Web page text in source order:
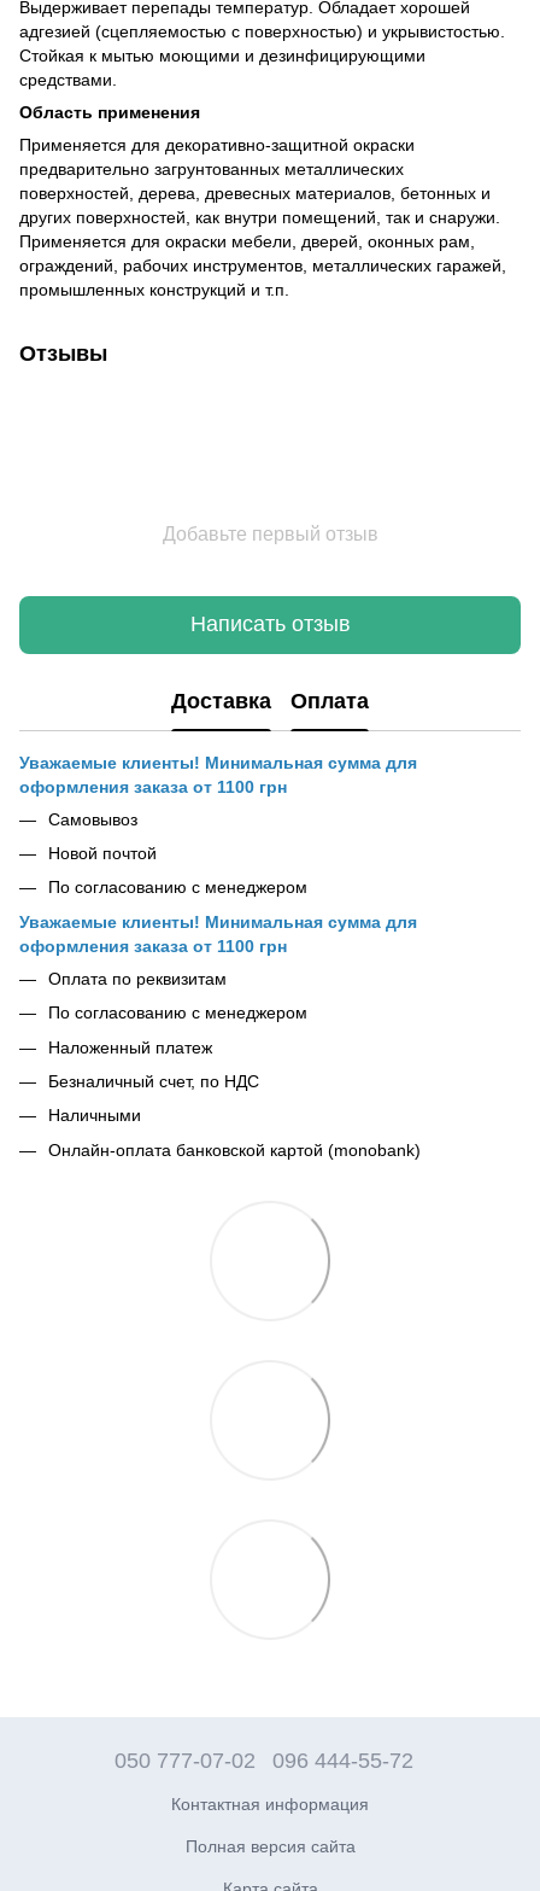
Выдерживает перепады температур. Обладает хорошей
адгезией (сцепляемостью с поверхностью) и укрывистостью.
Стойкая к мытью моющими и дезинфицирующими
средствами.
Область применения
Применяется для декоративно-защитной окраски
предварительно загрунтованных металлических
поверхностей, дерева, древесных материалов, бетонных и
других поверхностей, как внутри помещений, так и снаружи.
Применяется для окраски мебели, дверей, оконных рам,
ограждений, рабочих инструментов, металлических гаражей,
промышленных конструкций и т.п.
Отзывы
Добавьте первый отзыв
Написать отзыв
Доставка Оплата
Уважаемые клиенты! Минимальная сумма для
оформления заказа от 1100 грн
Самовывоз
Новой почтой
По согласованию с менеджером
Уважаемые клиенты! Минимальная сумма для
оформления заказа от 1100 грн
Оплата по реквизитам
По согласованию с менеджером
Наложенный платеж
Безналичный счет, по НДС
Наличными
Онлайн-оплата банковской картой (monobank)
050 777-07-02 096 444-55-72
Контактная информация
Полная версия сайта